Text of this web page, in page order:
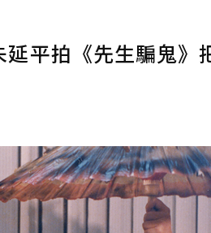
平拍《先生騙鬼》